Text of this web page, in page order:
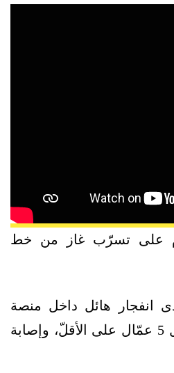
على تسرّب غاز من خط
هائل داخل منصة
"إي-كو-إيه2" إلى مقتل 5 عمّال على الأقلّ، وإصابة